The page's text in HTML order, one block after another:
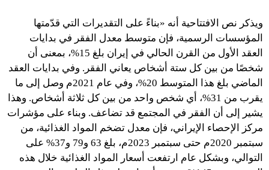
ويذكر نص الافتتاحية أنه «بناءً على التقديرات التي قدّمتها
المؤسسات الرسمية، فإن متوسط معدل الفقر في بدايات
العقد الأول من القرن الحالي في إيران بلغ 15%، بمعنى أن
شخصًا من بين كل ستة أشخاص يعاني الفقر. وفي بدايات العقد
الماضي بلغ هذا المتوسط 20%، وفي عام 2021م وصل إلى ما
يقرب من 31%، أي شخص واحد من بين كل ثلاثة أشخاص. وهذا
يشير إلى أن الفقر في المجتمع قد تضاعف. وبناء على مؤشرات
مركز الإحصاء الإيراني، فإن معدل تضخم المواد الغذائية، من
سبتمبر 2020م حتى سبتمبر 2023م، بلغ 63 و79 و37% على
التوالي، وبشكل عام ارتفعت أسعار المواد الغذائية خلال هذه